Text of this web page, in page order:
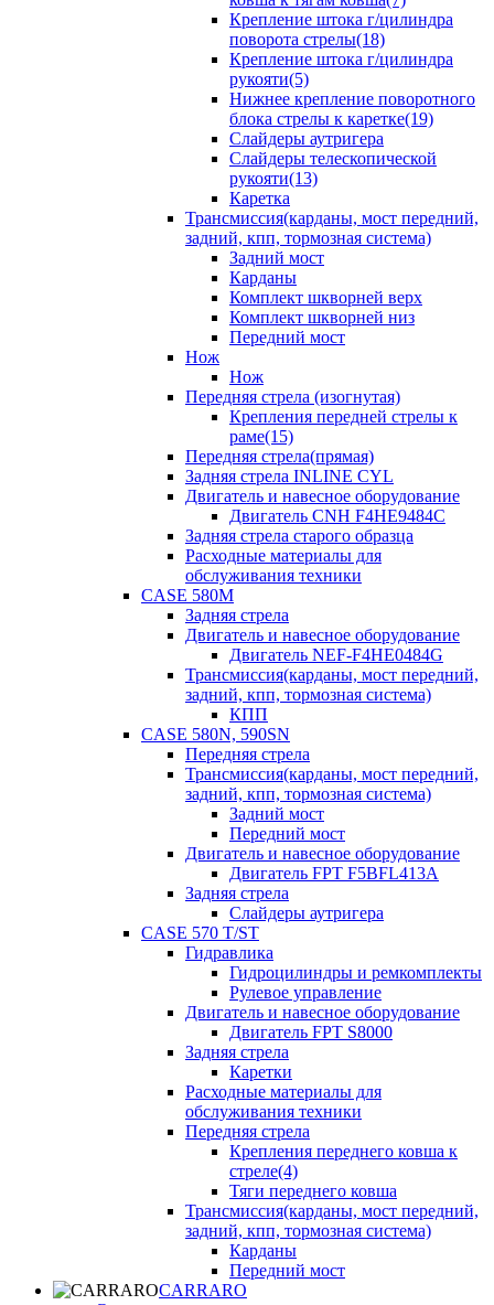
Крепление штока г/цилиндра
поворота стрелы(18)
Крепление штока г/цилиндра
рукояти(5)
Нижнее крепление поворотного
блока стрелы к каретке(19)
Слайдеры аутригера
Слайдеры телескопической
рукояти(13)
Каретка
Трансмиссия(карданы, мост передний,
задний, кпп, тормозная система)
Задний мост
Карданы
Комплект шкворней верх
Комплект шкворней низ
Передний мост
Нож
Нож
Передняя стрела (изогнутая)
Крепления передней стрелы к
раме(15)
Передняя стрела(прямая)
Задняя стрела INLINE CYL
Двигатель и навесное оборудование
Двигатель CNH F4HE9484C
Задняя стрела старого образца
Расходные материалы для
обслуживания техники
CASE 580M
Задняя стрела
Двигатель и навесное оборудование
Двигатель NEF-F4HE0484G
Трансмиссия(карданы, мост передний,
задний, кпп, тормозная система)
КПП
CASE 580N, 590SN
Передняя стрела
Трансмиссия(карданы, мост передний,
задний, кпп, тормозная система)
Задний мост
Передний мост
Двигатель и навесное оборудование
Двигатель FPT F5BFL413A
Задняя стрела
Слайдеры аутригера
CASE 570 T/ST
Гидравлика
Гидроцилиндры и ремкомплекты
Рулевое управление
Двигатель и навесное оборудование
Двигатель FPT S8000
Задняя стрела
Каретки
Расходные материалы для
обслуживания техники
Передняя стрела
Крепления переднего ковша к
стреле(4)
Тяги переднего ковша
Трансмиссия(карданы, мост передний,
задний, кпп, тормозная система)
Карданы
Передний мост
CARRARO